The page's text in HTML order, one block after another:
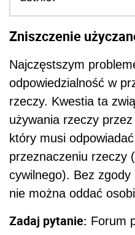
Zniszczenie
Najczęstszym
odpowiedzialność w
rzeczy. Kwestia ta
używania rzeczy
który musi
przeznaczeniu rzeczy
cywilnego). Bez
nie można oddać
Zadaj pytanie: Forum